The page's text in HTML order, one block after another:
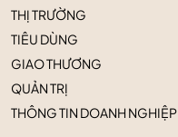
THỊ TRƯỜNG
TIÊU DÙNG
GIAO THƯƠNG
QUẢN TRỊ
THÔNG TIN DOANH NGHIỆP